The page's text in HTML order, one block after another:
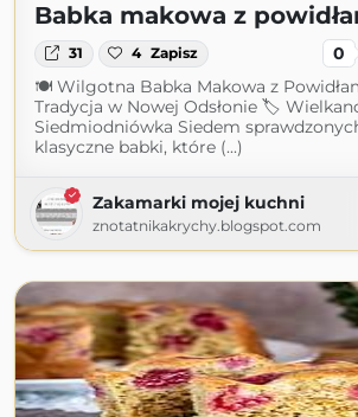
Babka makowa z
31 4 Zapisz 0
🍽 Wilgotna Babka Makowa z
Tradycja w Nowej Odsłonie 🏷
Siedmiodniówka Siedem
klasyczne babki, które (...)
Zakamarki mojej kuchni
znotatnikakrychy.blogspot.com